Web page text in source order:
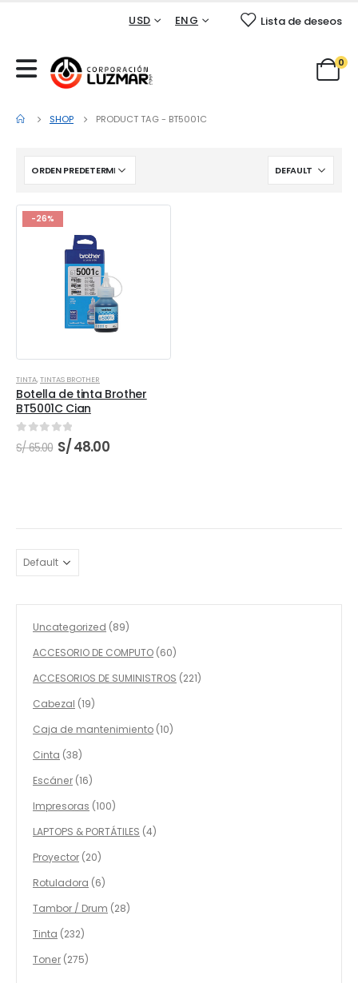
USD ENG Lista de deseos
0
SHOP PRODUCT TAG - BT5001C
-26%
TINTA,TINTAS BROTHER
Botella de tinta Brother
BT5001C Cian
out of 5
S/65.00 El
precio
S/48.00El
Uncategorized 8989
productos
ACCESORIO DE COMPUTO 6060
productos
ACCESORIOS DE SUMINISTROS 221221
Cabezal 1919
Caja de mantenimiento 1010
Cinta 3838
productos
Escáner 1616
productos
Impresoras 100100
productos
LAPTOPS & PORTÁTILES 44
Proyector 2020
productos
Rotuladora 66
productos
Tambor / Drum 2828
Tinta 232232
productos
Toner 275275